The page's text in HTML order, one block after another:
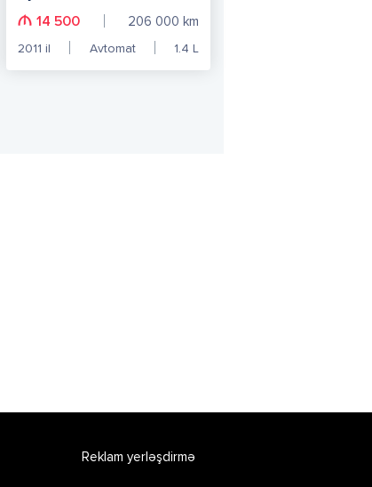
14 500
206 000 km
2011 il Avtomat 1.4 L
Reklam yerləşdirmə